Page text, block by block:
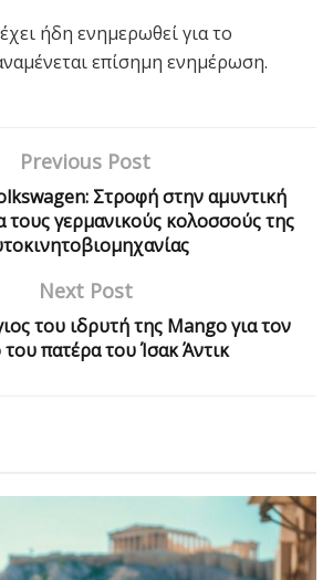
ήδη ενημερωθεί για το
επίσημη ενημέρωση.
Previous Post
Στροφή στην αμυντική
τους γερμανικούς κολοσσούς της
Next Post
του ιδρυτή της Mango για τον
πατέρα του Ίσακ Άντικ